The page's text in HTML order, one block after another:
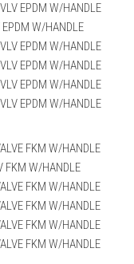
EPDM W/HANDLE
W/HANDLE
EPDM W/HANDLE
EPDM W/HANDLE
EPDM W/HANDLE
EPDM W/HANDLE
FKM W/HANDLE
FKM W/HANDLE
FKM W/HANDLE
FKM W/HANDLE
FKM W/HANDLE
FKM W/HANDLE